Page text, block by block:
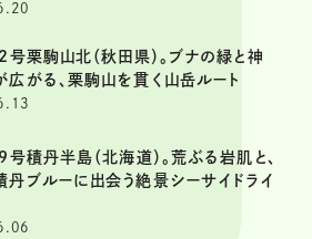
栗駒山北（秋田県）。ブナの緑と神
広がる、栗駒山を貫く山岳ルート
積丹半島（北海道）。荒ぶる岩肌と、
丹ブルーに出会う絶景シーサイドライ